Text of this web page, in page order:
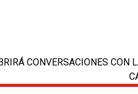
CONVERSACIONES CON